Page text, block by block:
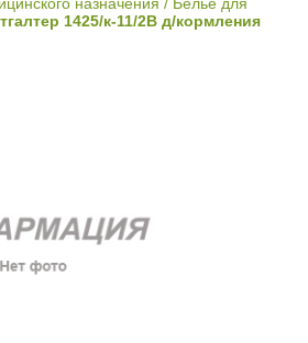
1425/к-11/2В д/кормления